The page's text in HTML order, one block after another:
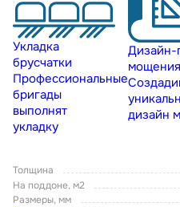
Укладка
брусчатки
Профессиональные
бригады
выполнят
укладку
Дизайн-
мощения
дизайн
Толщина
На поддоне, м2
Размеры, мм